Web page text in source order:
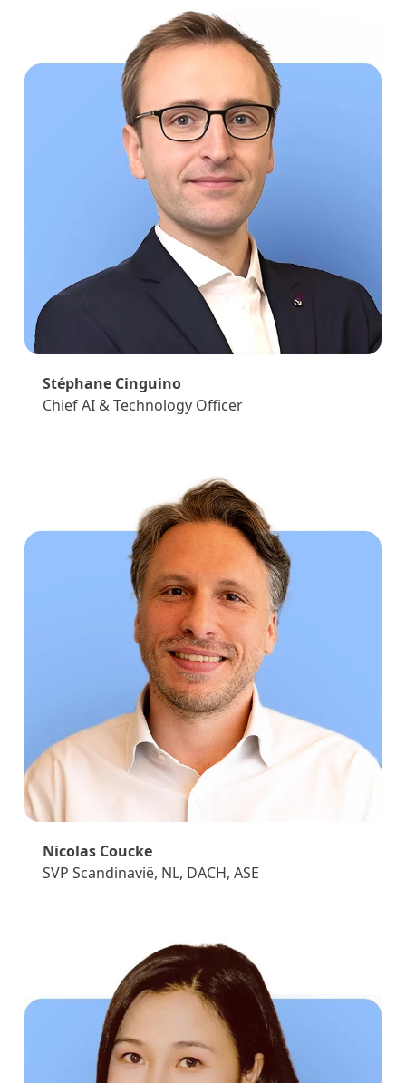
Stéphane Cinguino
Chief AI & Technology Officer
Nicolas Coucke
SVP Scandinavië, NL, DACH, ASE